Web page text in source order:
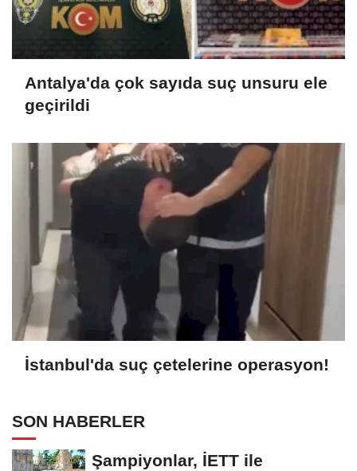
Antalya'da çok sayıda suç unsuru ele
geçirildi
İstanbul'da suç çetelerine operasyon!
SON HABERLER
Şampiyonlar, İETT ile